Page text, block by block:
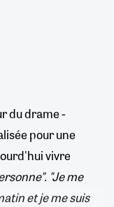
du drame -
pour une
vivre
"Je me
et je me suis